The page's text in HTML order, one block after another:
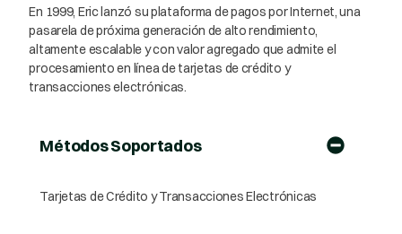
En 1999, Eric lanzó su plataforma de pagos por Internet, una
pasarela de próxima generación de alto rendimiento,
altamente escalable y con valor agregado que admite el
procesamiento en línea de tarjetas de crédito y
transacciones electrónicas.
Métodos Soportados
Tarjetas de Crédito y Transacciones Electrónicas